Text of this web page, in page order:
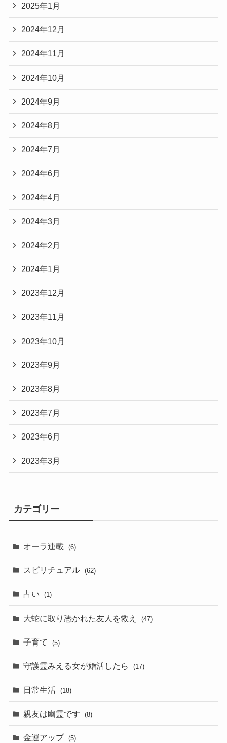
2025年1月
2024年12月
2024年11月
2024年10月
2024年9月
2024年8月
2024年7月
2024年6月
2024年4月
2024年3月
2024年2月
2024年1月
2023年12月
2023年11月
2023年10月
2023年9月
2023年8月
2023年7月
2023年6月
2023年3月
カテゴリー
オーラ連載 (6)
スピリチュアル (62)
占い (1)
大蛇に取り憑かれた友人を救え (47)
子育て (5)
守護霊みえる女が婚活したら (17)
日常生活 (18)
親友は幽霊です (8)
金運アップ (5)